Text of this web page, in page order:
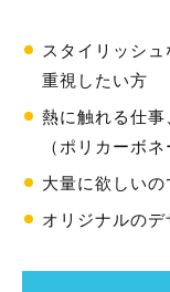
スタイリッシ
重視したい方
熱に触れる仕
（ポリカーボネ
大量に欲しい
オリジナルの